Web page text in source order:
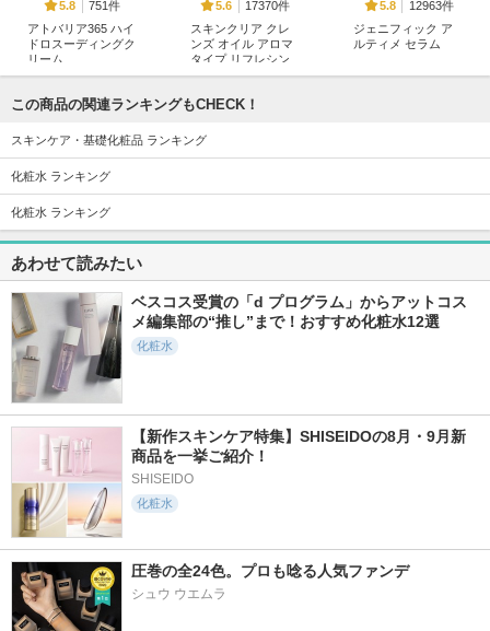
5.8
751件
アトバリア365 ハイ
ドロスーディングク
リーム
5.6
17370件
スキンクリア クレ
ンズ オイル アロマ
タイプ リフレシン
グシトラスの香り
アテニア
5.8
12963件
ジェニフィック ア
ルティメ セラム
アトバリア365 クリ
ーム
AESTURA AESTURA
5.6
2111件
プライマーショット
アテニア
5.2
6357件
オルビス ザ クレン
ジング オイル
5.5
495件
この商品の関連ランキングもCHECK！
スキンケア・基礎化粧品 ランキング
化粧水 ランキング
化粧水 ランキング
あわせて読みたい
ベスコス受賞の「d プログラム」からアットコス
メ編集部の“推し”まで！おすすめ化粧水12選
化粧水
【新作スキンケア特集】SHISEIDOの8月・9月新
商品を一挙ご紹介！
SHISEIDO
化粧水
圧巻の全24色。プロも唸る人気ファンデ
シュウ ウエムラ